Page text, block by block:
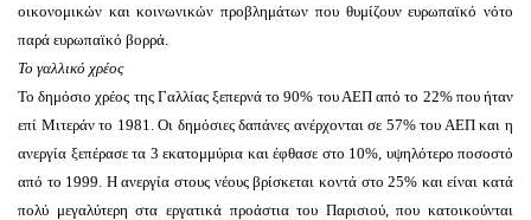
οικονομικών και κοινωνικών προβλημάτων που θυμίζουν ευρωπαϊκό νότο
παρά ευρωπαϊκό βορρά.
Το γαλλικό χρέος
Το δημόσιο χρέος της Γαλλίας ξεπερνά το 90% του ΑΕΠ από το 22% που ήταν
επί Μιτεράν το 1981. Οι δημόσιες δαπάνες ανέρχονται σε 57% του ΑΕΠ και η
ανεργία ξεπέρασε τα 3 εκατομμύρια και έφθασε στο 10%, υψηλότερο ποσοστό
από το 1999. Η ανεργία στους νέους βρίσκεται κοντά στο 25% και είναι κατά
πολύ μεγαλύτερη στα εργατικά προάστια του Παρισιού, που κατοικούνται